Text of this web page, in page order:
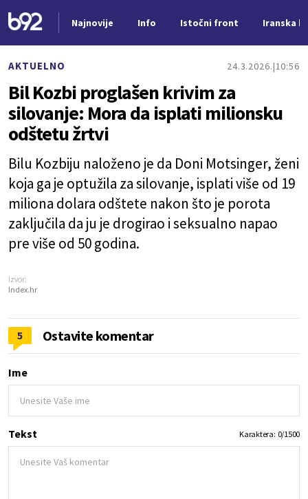
Najnovije Info Istočni front Iranska
AKTUELNO 24.3.2026. 10:56
Bil Kozbi proglašen krivim za
silovanje: Mora da isplati milionsku
odštetu žrtvi
Bilu Kozbiju naloženo je da Doni Motsinger, ženi
koja ga je optužila za silovanje, isplati više od 19
miliona dolara odštete nakon što je porota
zaključila da ju je drogirao i seksualno napao
pre više od 50 godina.
Izvor:
Index.hr
5 Ostavite komentar
Ime
Tekst Karaktera: 0/1500